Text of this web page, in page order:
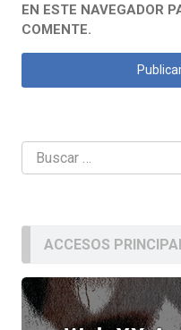
EN ESTE NAVEGADOR
COMENTE.
Buscar:
ACCESOS